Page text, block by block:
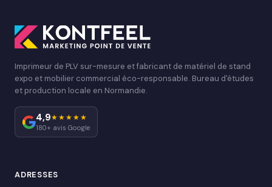
Imprimeur de PLV sur-mesure et fabricant de matériel de stand
expo et mobilier commercial éco-responsable. Bureau d'études
et production locale en Normandie.
4,9★★★★★
180+ avis Google
ADRESSES